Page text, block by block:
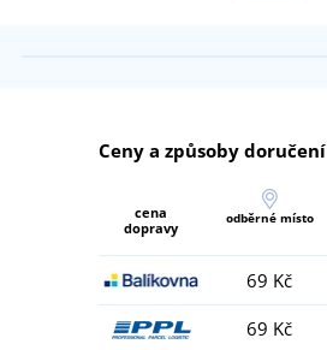
Ceny a způsoby doručení
cena
dopravy
odběrné místo
69 Kč
69 Kč